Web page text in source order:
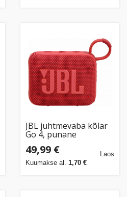
JBL juhtmevaba kõlar
Go 4, punane
49,99 €
Kuumakse al. 1,70 €
Laos